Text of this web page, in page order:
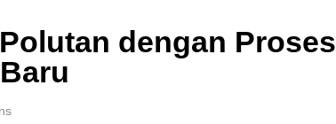
dengan Proses